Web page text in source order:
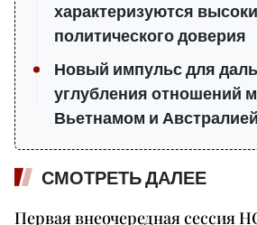
характеризуются
политического доверия
Новый импульс для
углубления отношений
Вьетнамом и Австралией
СМОТРЕТЬ ДАЛЕЕ
Первая внеочередная сессия